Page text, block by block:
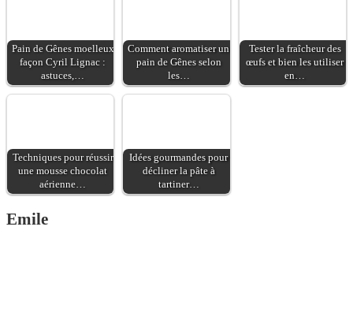
Pain de Gênes moelleux
façon Cyril Lignac :
astuces,…
Comment aromatiser un
pain de Gênes selon
les…
Tester la fraîcheur des
œufs et bien les utiliser
en…
Techniques pour réussir
une mousse chocolat
aérienne…
Idées gourmandes pour
décliner la pâte à
tartiner…
Emile